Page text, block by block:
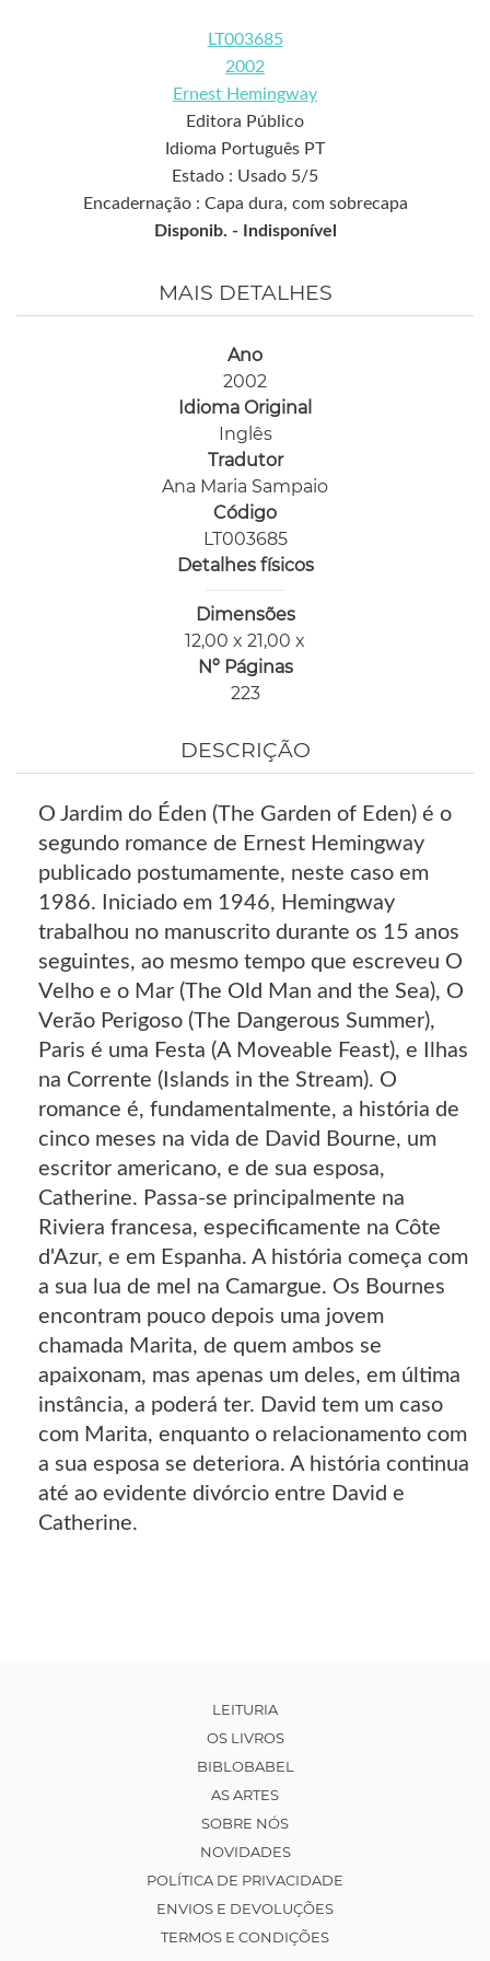
LT003685
2002
Ernest Hemingway
Editora Público
Idioma Português PT
Estado : Usado 5/5
Encadernação : Capa dura, com sobrecapa
Disponib. -
Indisponível
MAIS DETALHES
Ano
2002
Idioma Original
Inglês
Tradutor
Ana Maria Sampaio
Código
LT003685
Detalhes físicos
Dimensões
12,00 x 21,00 x
Nº Páginas
223
DESCRIÇÃO
O Jardim do Éden (The Garden of Eden) é o
segundo romance de Ernest Hemingway
publicado postumamente, neste caso em
1986. Iniciado em 1946, Hemingway
trabalhou no manuscrito durante os 15 anos
seguintes, ao mesmo tempo que escreveu O
Velho e o Mar (The Old Man and the Sea), O
Verão Perigoso (The Dangerous Summer),
Paris é uma Festa (A Moveable Feast), e Ilhas
na Corrente (Islands in the Stream). O
romance é, fundamentalmente, a história de
cinco meses na vida de David Bourne, um
escritor americano, e de sua esposa,
Catherine. Passa-se principalmente na
Riviera francesa, especificamente na Côte
d'Azur, e em Espanha. A história começa com
a sua lua de mel na Camargue. Os Bournes
encontram pouco depois uma jovem
chamada Marita, de quem ambos se
apaixonam, mas apenas um deles, em última
instância, a poderá ter. David tem um caso
com Marita, enquanto o relacionamento com
a sua esposa se deteriora. A história continua
até ao evidente divórcio entre David e
Catherine.
LEITURIA
OS LIVROS
BIBLOBABEL
AS ARTES
SOBRE NÓS
NOVIDADES
POLÍTICA DE PRIVACIDADE
ENVIOS E DEVOLUÇÕES
TERMOS E CONDIÇÕES